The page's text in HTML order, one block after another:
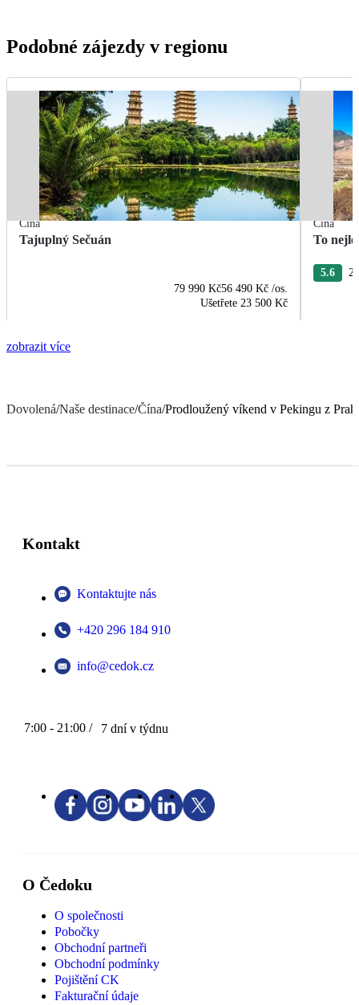
Podobné zájezdy v regionu
Čína
Tajuplný Sečuán
79 990 Kč56 490 Kč /os.
Ušetřete 23 500 Kč
Čína
To
5.6
zobrazit více
Dovolená/Naše destinace/Čína/Prodloužený víkend v Pekingu z
Kontakt
Kontaktujte nás
+420 296 184 910
info@cedok.cz
7:00 - 21:00 / 7 dní v týdnu
O Čedoku
O společnosti
Pobočky
Obchodní partneři
Obchodní podmínky
Pojištění CK
Fakturační údaje